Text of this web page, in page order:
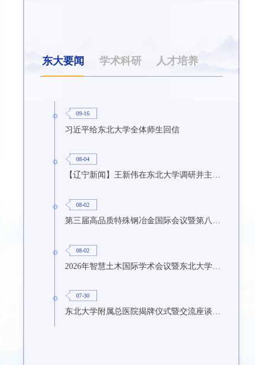
东大要闻 学术科研 人才培养
09-16
习近平给东北大学全体师生回信
08-04
【辽宁新闻】王新伟在东北大学调研并主持召开座谈会
08-02
08-02
07-30
东北大学附属总医院揭牌仪式暨交流座谈会举行